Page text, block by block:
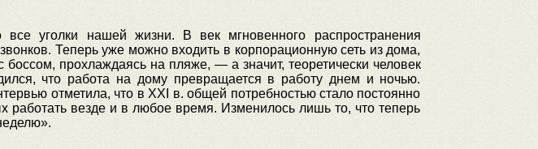
уголки нашей жизни. В век мгновенного распространения
Теперь уже можно входить в корпорационную сеть из дома,
прохлаждаясь на пляже, — а значит, теоретически человек
что работа на дому превращается в работу днем и ночью.
отметила, что в XXI в. общей потребностью стало постоянно
везде и в любое время. Изменилось лишь то, что теперь